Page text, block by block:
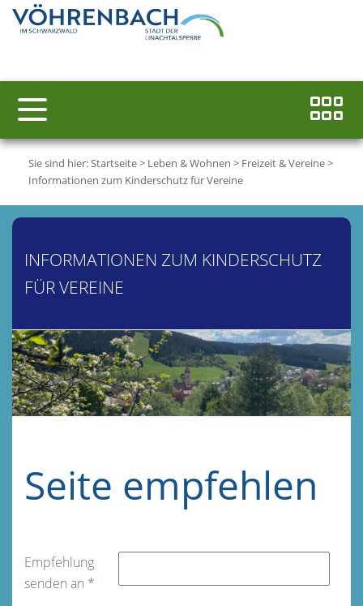
Sie sind hier:Startseite> Leben & Wohnen > Freizeit & Vereine>
Informationen zum Kinderschutz für Vereine
INFORMATIONEN ZUM KINDERSCHUTZ
FÜR VEREINE
Seite empfehlen
Empfehlung
senden an *